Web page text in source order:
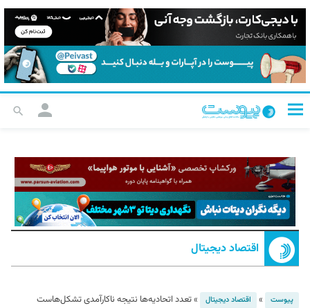
اقتصاد دیجیتال
پیوست » اقتصاد دیجیتال »تعدد اتحادیه‌ها نتیجه ناکارآمدی تشکل‌هاست